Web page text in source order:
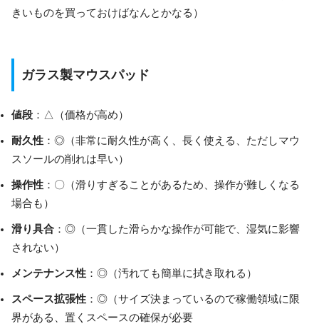
きいものを買っておけばなんとかなる）
ガラス製マウスパッド
値段 ：△（価格が高め）
耐久性 ：◎（非常に耐久性が高く、長く使える、ただしマウ
スソールの削れは早い）
操作性 ：〇（滑りすぎることがあるため、操作が難しくなる
場合も）
滑り具合 ：◎（一貫した滑らかな操作が可能で、湿気に影響
されない）
メンテナンス性 ：◎（汚れても簡単に拭き取れる）
スペース拡張性 ：◎（サイズ決まっているので稼働領域に限
界がある、置くスペースの確保が必要